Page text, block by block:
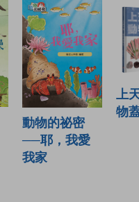
動物的祕密
──耶，我愛
我家
上
物